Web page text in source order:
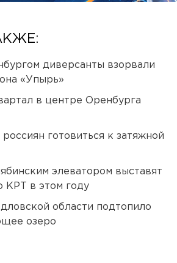
диверсанты взорвали
«Упырь»
в центре Оренбурга
готовиться к затяжной
элеватором выставят
КРТ в этом году
области подтопило
озеро